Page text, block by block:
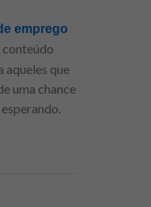
emprego
conteúdo
aqueles que
uma chance